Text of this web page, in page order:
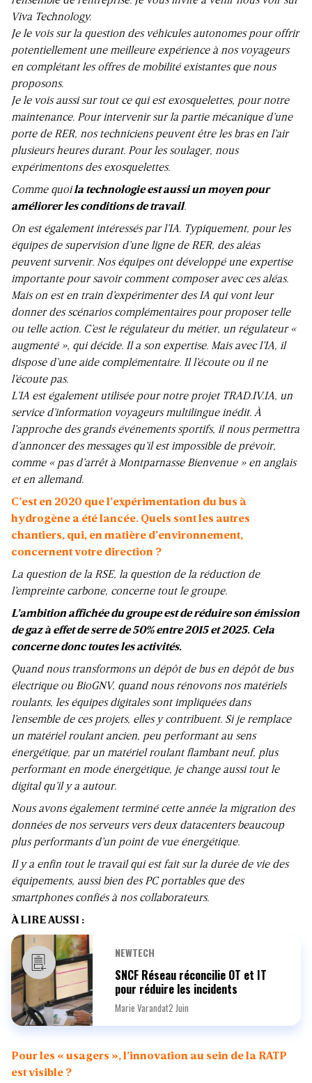
Viva Technology.
Je le vois sur la question des véhicules autonomes pour offrir
potentiellement une meilleure expérience à nos voyageurs
en complétant les offres de mobilité existantes que nous
proposons.
Je le vois aussi sur tout ce qui est exosquelettes, pour notre
maintenance. Pour intervenir sur la partie mécanique d’une
porte de RER, nos techniciens peuvent être les bras en l’air
plusieurs heures durant. Pour les soulager, nous
expérimentons des exosquelettes.
Comme quoila technologie est aussi un moyen pour
améliorer les conditions de travail.
On est également intéressés par l’IA. Typiquement, pour les
équipes de supervision d’une ligne de RER, des aléas
peuvent survenir. Nos équipes ont développé une expertise
importante pour savoir comment composer avec ces aléas.
Mais on est en train d’expérimenter des IA qui vont leur
donner des scénarios complémentaires pour proposer telle
ou telle action. C’est le régulateur du métier, un régulateur «
augmenté », qui décide. Il a son expertise. Mais avec l’IA, il
dispose d’une aide complémentaire. Il l’écoute ou il ne
l’écoute pas.
L’IA est également utilisée pour notre projet TRAD.IV.IA, un
service d’information voyageurs multilingue inédit. À
l’approche des grands événements sportifs, il nous permettra
d’annoncer des messages qu’il est impossible de prévoir,
comme « pas d’arrêt à Montparnasse Bienvenue » en anglais
et en allemand.
C’est en 2020 que l’expérimentation du bus à
hydrogène a été lancée. Quels sont les autres
chantiers, qui, en matière d’environnement,
concernent votre direction ?
La question de la RSE, la question de la réduction de
l’empreinte carbone, concerne tout le groupe.
L’ambition affichée du groupe est de réduire son émission
de gaz à effet de serre de 50% entre 2015 et 2025. Cela
concerne donc toutes les activités.
Quand nous transformons un dépôt de bus en dépôt de bus
électrique ou BioGNV, quand nous rénovons nos matériels
roulants, les équipes digitales sont impliquées dans
l’ensemble de ces projets, elles y contribuent. Si je remplace
un matériel roulant ancien, peu performant au sens
énergétique, par un matériel roulant flambant neuf, plus
performant en mode énergétique, je change aussi tout le
digital qu’il y a autour.
Nous avons également terminé cette année la migration des
données de nos serveurs vers deux datacenters beaucoup
plus performants d’un point de vue énergétique.
Il y a enfin tout le travail qui est fait sur la durée de vie des
équipements, aussi bien des PC portables que des
smartphones confiés à nos collaborateurs.
À LIRE AUSSI :
NEWTECH
SNCF Réseau réconcilie OT et IT
pour réduire les incidents
Marie Varandat2 Juin
Pour les « usagers », l’innovation au sein de la RATP
est visible ?